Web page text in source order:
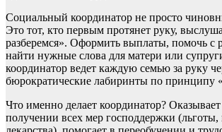
Социальный координатор не просто
Это тот, кто первым протянет руку,
разберемся». Оформить выплаты, помочь с
найти нужные слова для матери или
координатор ведет каждую семью за руку
бюрократические лабиринты по принципу
Что именно делает координатор? Оказывает
получении всех мер господдержки (льготы,